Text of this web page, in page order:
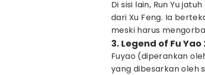
Di sisi lain, Run Yu
dari Xu Feng. Ia
meski harus
3. Legend of Fu Yao
Fuyao (diperankan
yang dibesarkan oleh